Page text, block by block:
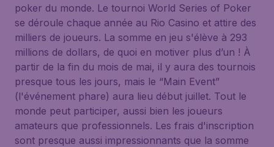
poker du monde. Le tournoi World Series of Poker
se déroule chaque année au Rio Casino et attire des
milliers de joueurs. La somme en jeu s'élève à 293
millions de dollars, de quoi en motiver plus d’un ! À
partir de la fin du mois de mai, il y aura des tournois
presque tous les jours, mais le “Main Event”
(l'événement phare) aura lieu début juillet. Tout le
monde peut participer, aussi bien les joueurs
amateurs que professionnels. Les frais d'inscription
sont presque aussi impressionnants que la somme